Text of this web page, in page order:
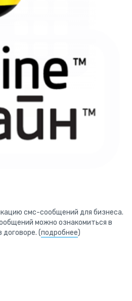
смс-сообщений для бизнеса.
можно ознакомиться в
договоре. (подробнее)